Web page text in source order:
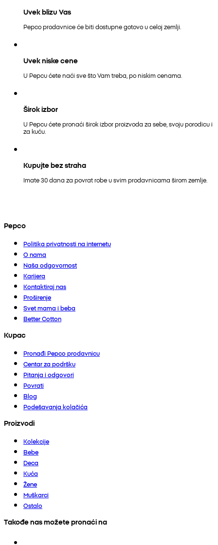
Uvek blizu Vas
Pepco prodavnice će biti dostupne gotovo u celoj zemlji.
Uvek niske cene
U Pepcu ćete naći sve što Vam treba, po niskim cenama.
Širok izbor
U Pepcu ćete pronaći širok izbor proizvoda za sebe, svoju porodicu i
za kuću.
Kupujte bez straha
Imate 30 dana za povrat robe u svim prodavnicama širom zemlje.
Pepco
Politika privatnosti na internetu
O nama
Naša odgovornost
Karijera
Kontaktiraj nas
Proširenje
Svet mama i beba
Better Cotton
Kupac
Pronađi Pepco prodavnicu
Centar za podršku
Pitanja i odgovori
Povrati
Blog
Podešavanja kolačića
Proizvodi
Kolekcije
Bebe
Deca
Kuća
Žene
Muškarci
Ostalo
Takođe nas možete pronaći na